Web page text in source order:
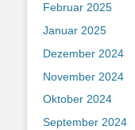
Februar 2025
Januar 2025
Dezember 2024
November 2024
Oktober 2024
September 2024